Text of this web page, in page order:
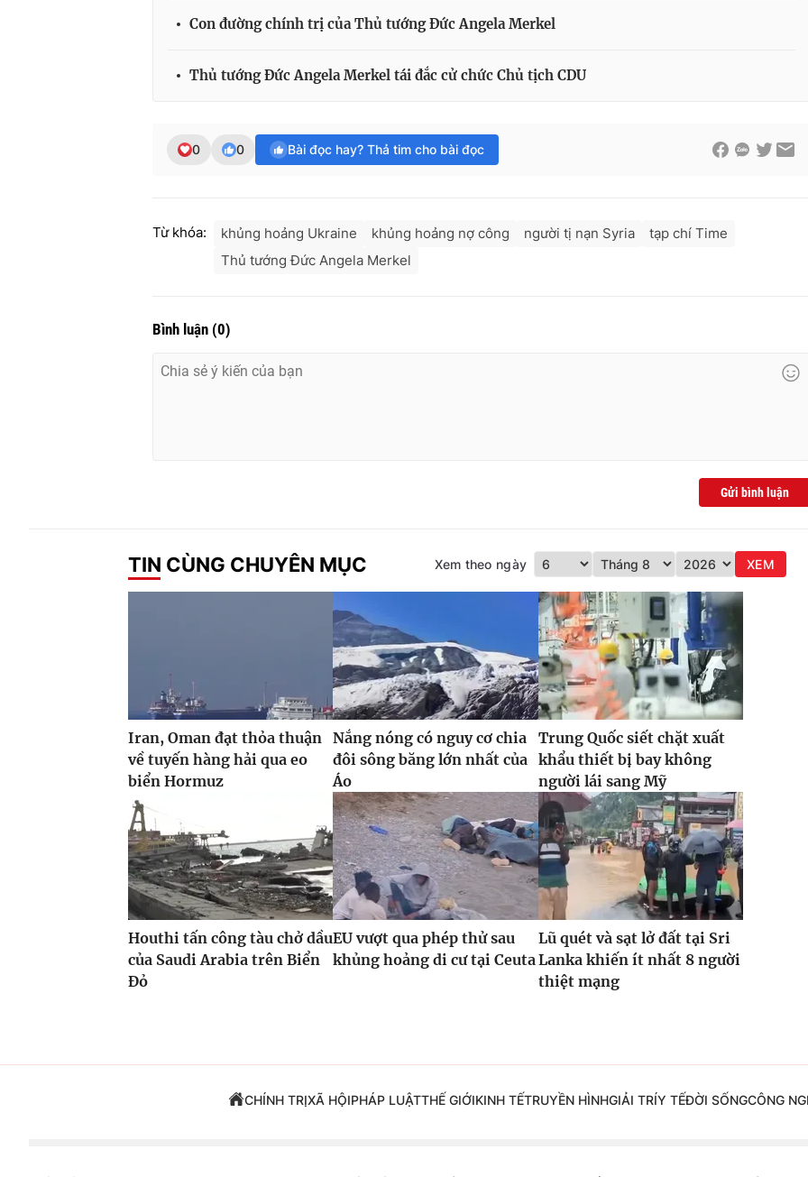
Con đường chính trị của Thủ tướng Đức Angela Merkel
Thủ tướng Đức Angela Merkel tái đắc cử chức Chủ tịch CDU
0 0 Bài đọc hay? Thả tim cho bài đọc
Từ khóa: khủng hoảng Ukraine khủng hoảng nợ công người tị nạn Syria
tạp chí Time
Thủ tướng Đức Angela Merkel
Bình luận (0)
Gửi bình luận
TIN CÙNG CHUYÊN MỤC Xem theo ngày XEM
Iran, Oman đạt thỏa thuận
về tuyến hàng hải qua eo
biển Hormuz
Nắng nóng có nguy cơ chia
đôi sông băng lớn nhất của
Áo
Trung Quốc siết chặt xuất
khẩu thiết bị bay không
người lái sang Mỹ
Houthi tấn công tàu chở dầu
của Saudi Arabia trên Biển
Đỏ
EU vượt qua phép thử sau
khủng hoảng di cư tại Ceuta
Lũ quét và sạt lở đất tại Sri
Lanka khiến ít nhất 8 người
thiệt mạng
CHÍNH TRỊXÃ HỘIPHÁP LUẬTTHẾ GIỚIKINH TẾTRUYỀN HÌNHGIẢI TRÍY TẾĐỜI SỐNGCÔNG